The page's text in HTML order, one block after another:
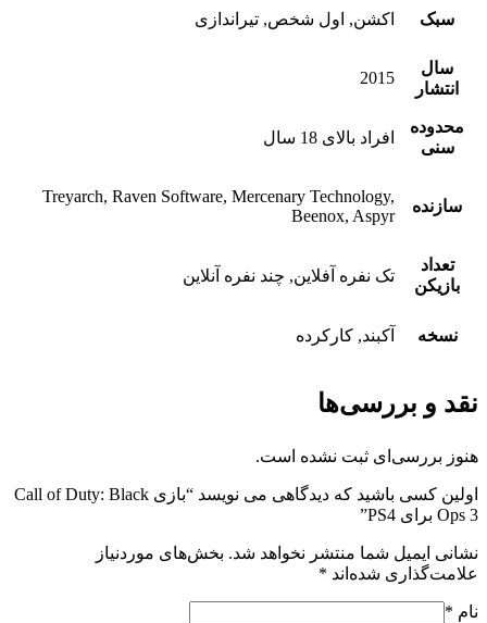
سبک اکشن, اول شخص, تیراندازی
سال
انتشار
2015
محدوده
سنی
افراد بالای 18 سال
سازنده
Treyarch, Raven Software, Mercenary Technology,
Beenox, Aspyr
تعداد
بازیکن
تک نفره آفلاین, چند نفره آنلاین
نسخه آکبند, کارکرده
نقد و بررسی‌ها
هنوز بررسی‌ای ثبت نشده است.
اولین کسی باشید که دیدگاهی می نویسد “بازی Call of Duty: Black
Ops 3 برای PS4”
نشانی ایمیل شما منتشر نخواهد شد. بخش‌های موردنیاز
علامت‌گذاری شده‌اند *
نام *